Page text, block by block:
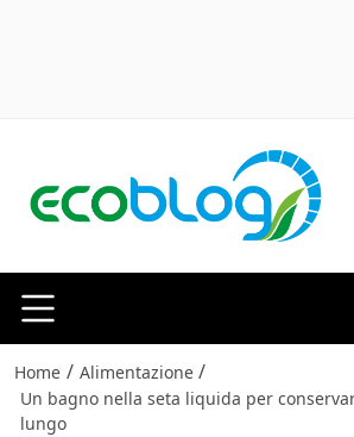
Home / Alimentazione /
Un bagno nella seta liquida per
lungo